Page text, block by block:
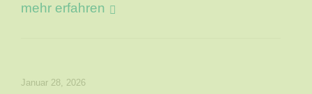
mehr erfahren
Januar 28, 2026